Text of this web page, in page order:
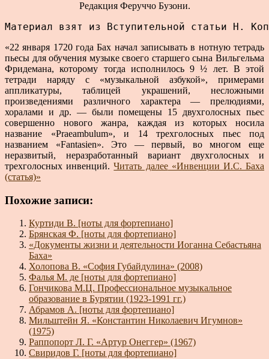
Редакция Феруччо Бузони.
Материал взят из Вступительной статьи Н.
«22 января 1720 года Бах начал записывать в нотную тетрадь
пьесы для обучения музыке своего старшего сына Вильгельма
Фридемана, которому тогда исполнилось 9 ½ лет. В этой
тетради наряду с «музыкальной азбукой», примерами
аппликатуры, таблицей украшений, несложными
произведениями различного характера — прелюдиями,
хоралами и др. — были помещены 15 двухголосных пьес
совершенно нового жанра, каждая из которых носила
название «Praeambulum», и 14 трехголосных пьес под
названием «Fantasien». Это — первый, во многом еще
неразвитый, неразработанный вариант двухголосных и
трехголосных инвенций.Читать далее«Инвенции И.С. Баха
(статья)»
Похожие записи:
Куртиди В. [ноты для фортепиано]
Брянская Ф. [ноты для фортепиано]
«Документы жизни и деятельности Иоганна Себастьяна
Баха»
Холопова В. «София Губайдулина» (2008)
Фалья М. де [ноты для фортепиано]
Гончикова М.Ц. Профессиональное музыкальное
образование в Бурятии (1923-1991 гг.)
Абрамов А. [ноты для фортепиано]
Мильштейн Я. «Константин Николаевич Игумнов»
(1975)
Раппопорт Л. Г. «Артур Онеггер» (1967)
Свиридов Г. [ноты для фортепиано]